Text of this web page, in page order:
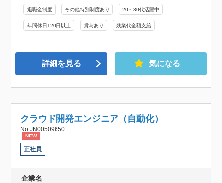
退職金制度 その他特別制度あり 20～30代活躍中
年間休日120日以上 賞与あり 残業代全額支給
詳細を見る 気になる
クラウド開発エンジニア（自動化）
No.JN00509650
NEW
正社員
企業名